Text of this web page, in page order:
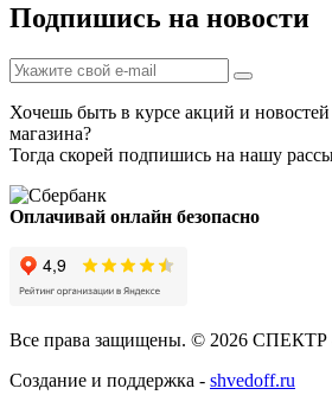
Подпишись на новости
Хочешь быть в курсе акций и
магазина?
Тогда скорей подпишись на нашу
Оплачивай онлайн безопасно
Все права защищены. © 2026 СПЕКТР
Создание и поддержка - shvedoff.ru